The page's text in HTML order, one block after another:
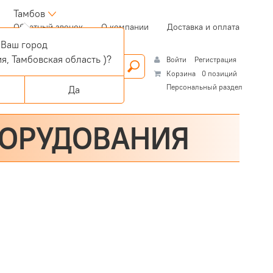
Тамбов
Обратный звонок(current)О компании Доставка и оплата
Войти
Регистрация
Корзина
0 позиций
Персональный раздел
Ваш город
Тамбовская область )?
Да